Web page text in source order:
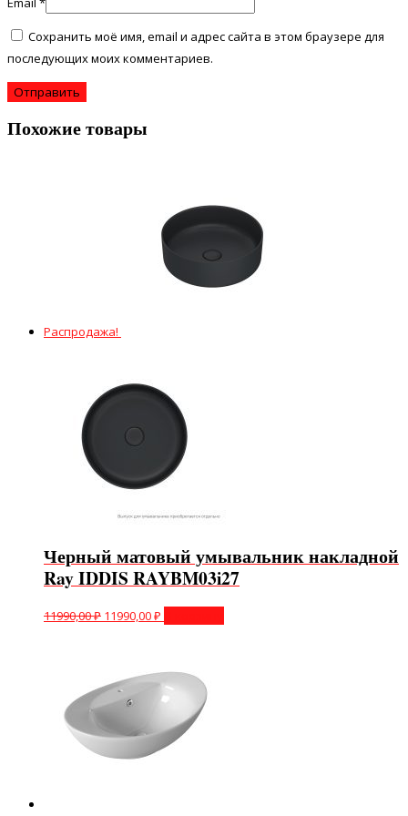
Сохранить моё имя, email и адрес сайта в этом браузере для
последующих моих комментариев.
Похожие товары
Распродажа!
Черный матовый умывальник накладной
Ray IDDIS RAYBM03i27
11990,00₽ 11990,00₽